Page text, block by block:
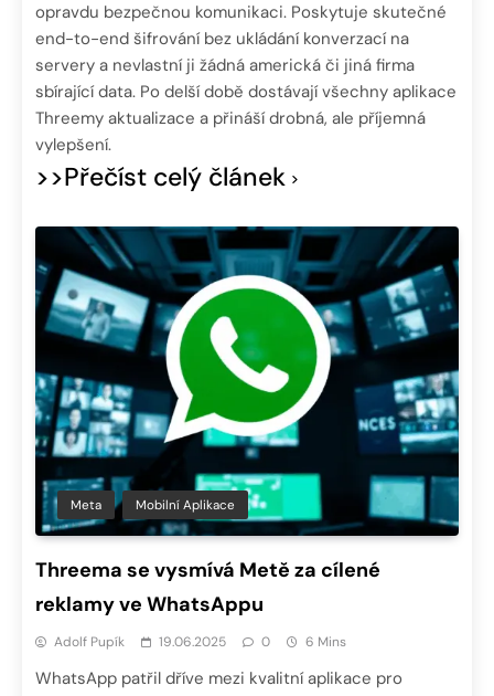
opravdu bezpečnou komunikaci. Poskytuje skutečné
end-to-end šifrování bez ukládání konverzací na
servery a nevlastní ji žádná americká či jiná firma
sbírající data. Po delší době dostávají všechny aplikace
Threemy aktualizace a přináší drobná, ale příjemná
vylepšení.
>>Přečíst celý článek
Meta Mobilní Aplikace
Threema se vysmívá Metě za cílené
reklamy ve WhatsAppu
Adolf Pupík 19.06.2025 0 6 Mins
WhatsApp patřil dříve mezi kvalitní aplikace pro